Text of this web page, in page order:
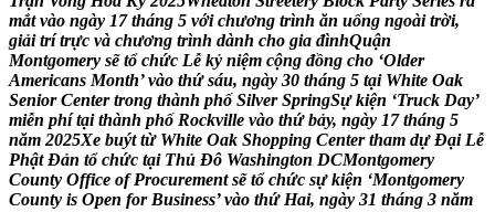
mắt vào ngày 17 tháng 5 với chương trình ăn uống ngoài trời,
giải trí trực và chương trình dành cho gia đìnhQuận
Montgomery sẽ tổ chức Lễ kỷ niệm cộng đồng cho ‘Older
Americans Month’ vào thứ sáu, ngày 30 tháng 5 tại White Oak
Senior Center trong thành phố Silver SpringSự kiện ‘Truck Day’
miễn phí tại thành phố Rockville vào thứ bảy, ngày 17 tháng 5
năm 2025Xe buýt từ White Oak Shopping Center tham dự Đại Lễ
Phật Đản tổ chức tại Thủ Đô Washington DCMontgomery
County Office of Procurement sẽ tổ chức sự kiện ‘Montgomery
County is Open for Business’ vào thứ Hai, ngày 31 tháng 3 năm